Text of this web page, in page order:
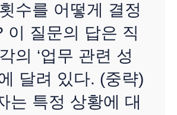
수를 어떻게 결정
이 질문의 답은 직
의 ‘업무 관련 성
달려 있다. (중략)
는 특정 상황에 대